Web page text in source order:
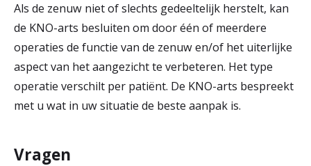
Als de zenuw niet of slechts gedeeltelijk herstelt, kan
de KNO-arts besluiten om door één of meerdere
operaties de functie van de zenuw en/of het uiterlijke
aspect van het aangezicht te verbeteren. Het type
operatie verschilt per patiënt. De KNO-arts bespreekt
met u wat in uw situatie de beste aanpak is.
Vragen